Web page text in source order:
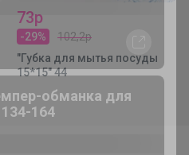
73р
-29%
102,2р
"Губка для мытья посуды
15*15" 44
просто